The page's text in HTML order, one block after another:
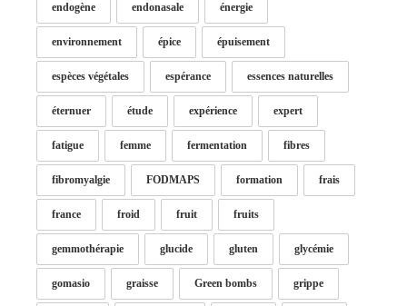
endogène endonasale énergie
environnement épice épuisement
espèces végétales espérance essences naturelles
éternuer étude expérience expert
fatigue femme fermentation fibres
fibromyalgie FODMAPS formation frais
france froid fruit fruits
gemmothérapie glucide gluten glycémie
gomasio graisse Green bombs grippe